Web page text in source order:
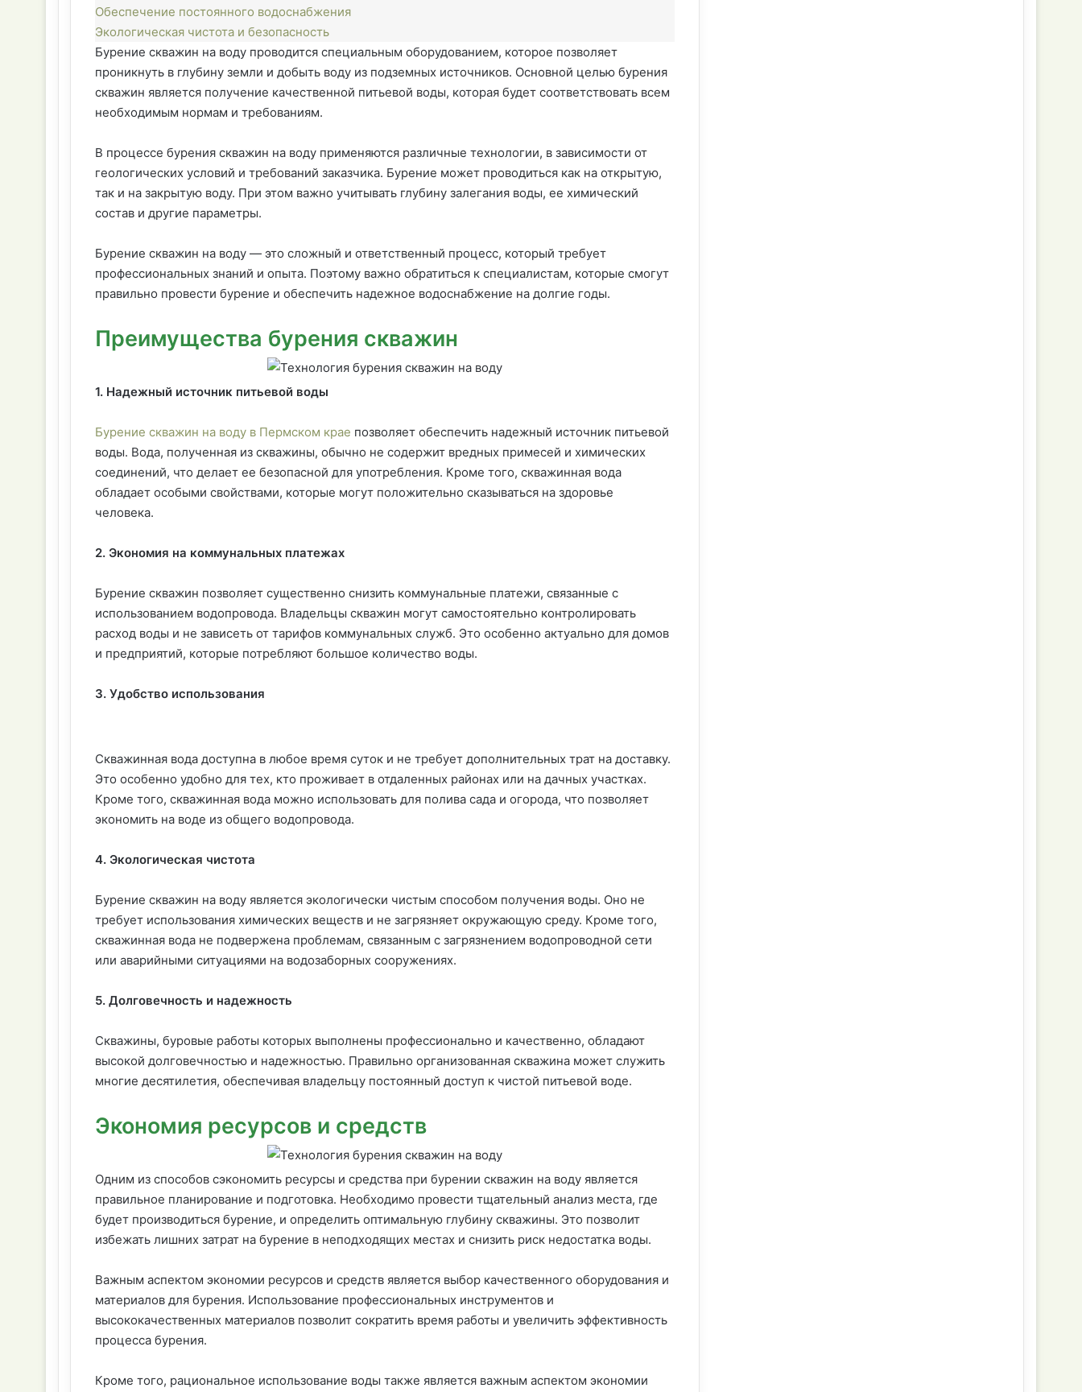
Обеспечение постоянного водоснабжения
Экологическая чистота и безопасность
Бурение скважин на воду проводится специальным оборудованием, которое позволяет
проникнуть в глубину земли и добыть воду из подземных источников. Основной целью бурения
скважин является получение качественной питьевой воды, которая будет соответствовать всем
необходимым нормам и требованиям.
В процессе бурения скважин на воду применяются различные технологии, в зависимости от
геологических условий и требований заказчика. Бурение может проводиться как на открытую,
так и на закрытую воду. При этом важно учитывать глубину залегания воды, ее химический
состав и другие параметры.
Бурение скважин на воду — это сложный и ответственный процесс, который требует
профессиональных знаний и опыта. Поэтому важно обратиться к специалистам, которые смогут
правильно провести бурение и обеспечить надежное водоснабжение на долгие годы.
Преимущества бурения скважин
1. Надежный источник питьевой воды
Бурение скважин на воду в Пермском крае позволяет обеспечить надежный источник питьевой
воды. Вода, полученная из скважины, обычно не содержит вредных примесей и химических
соединений, что делает ее безопасной для употребления. Кроме того, скважинная вода
обладает особыми свойствами, которые могут положительно сказываться на здоровье
человека.
2. Экономия на коммунальных платежах
Бурение скважин позволяет существенно снизить коммунальные платежи, связанные с
использованием водопровода. Владельцы скважин могут самостоятельно контролировать
расход воды и не зависеть от тарифов коммунальных служб. Это особенно актуально для домов
и предприятий, которые потребляют большое количество воды.
3. Удобство использования
Скважинная вода доступна в любое время суток и не требует дополнительных трат на доставку.
Это особенно удобно для тех, кто проживает в отдаленных районах или на дачных участках.
Кроме того, скважинная вода можно использовать для полива сада и огорода, что позволяет
экономить на воде из общего водопровода.
4. Экологическая чистота
Бурение скважин на воду является экологически чистым способом получения воды. Оно не
требует использования химических веществ и не загрязняет окружающую среду. Кроме того,
скважинная вода не подвержена проблемам, связанным с загрязнением водопроводной сети
или аварийными ситуациями на водозаборных сооружениях.
5. Долговечность и надежность
Скважины, буровые работы которых выполнены профессионально и качественно, обладают
высокой долговечностью и надежностью. Правильно организованная скважина может служить
многие десятилетия, обеспечивая владельцу постоянный доступ к чистой питьевой воде.
Экономия ресурсов и средств
Одним из способов сэкономить ресурсы и средства при бурении скважин на воду является
правильное планирование и подготовка. Необходимо провести тщательный анализ места, где
будет производиться бурение, и определить оптимальную глубину скважины. Это позволит
избежать лишних затрат на бурение в неподходящих местах и снизить риск недостатка воды.
Важным аспектом экономии ресурсов и средств является выбор качественного оборудования и
материалов для бурения. Использование профессиональных инструментов и
высококачественных материалов позволит сократить время работы и увеличить эффективность
процесса бурения.
Кроме того, рациональное использование воды также является важным аспектом экономии